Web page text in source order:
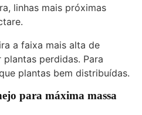
linhas mais próximas
a faixa mais alta de
perdidas. Para
plantas bem distribuídas.
para máxima massa